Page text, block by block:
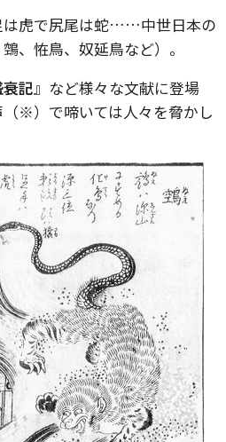
は虎で尻尾は蛇……中世日本の
鵼、恠鳥、奴延鳥など）。
記』など様々な文献に登場
※）で啼いては人々を脅かし